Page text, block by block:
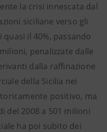
la crisi innescata dal
siciliane verso gli
il 40%, passando
penalizzate dalle
dalla raffinazione
della Sicilia nei
positivo, ma
del 2008 a 501 milioni
ha poi subito dei